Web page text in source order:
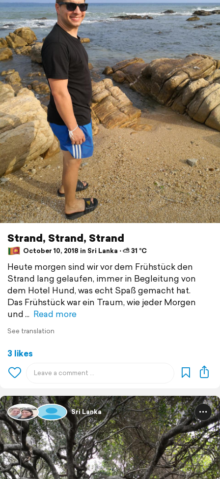
Strand, Strand, Strand
October 10, 2018 in Sri Lanka ⋅ ⛅ 31 °C
Heute morgen sind wir vor dem Frühstück den
Strand lang gelaufen, immer in Begleitung von
dem Hotel Hund, was echt Spaß gemacht hat.
Das Frühstück war ein Traum, wie jeder Morgen
und
Read more
See translation
3 likes
Sri Lanka